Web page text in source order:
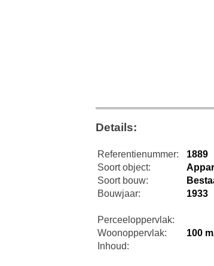
Details:
Referentienummer:
1889
Soort object:
Soort bouw:
Bouwjaar:
1933
Perceeloppervlak:
Woonoppervlak:
100
Inhoud: